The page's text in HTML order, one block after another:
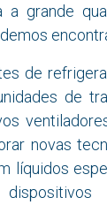
a grande
de
de
novas
líquidos